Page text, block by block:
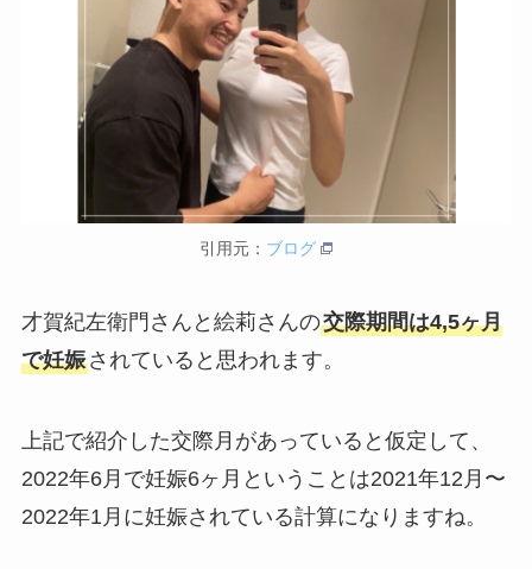
引用元： ブログ
才賀紀左衛門さんと絵莉さんの交際期間は4,5ヶ月
で妊娠されていると思われます。
上記で紹介した交際月があっていると仮定して、
2022年6月で妊娠6ヶ月ということは2021年12月〜
2022年1月に妊娠されている計算になりますね。